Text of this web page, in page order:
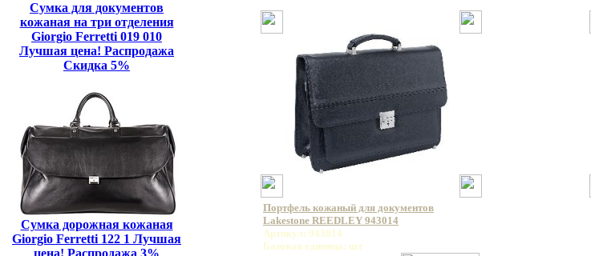
Сумка для документов
кожаная на три отделения
Giorgio Ferretti 019 010
Лучшая цена! Распродажа
Скидка 5%
Сумка дорожная кожаная
Giorgio Ferretti 122 1 Лучшая
цена! Распродажа 3%
Портфель кожаный для документов
Lakestone REEDLEY 943014
Артикул: 943014
Базовая единица: шт